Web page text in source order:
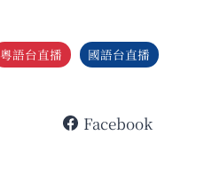
粵語台直播 國語台直播
Facebook